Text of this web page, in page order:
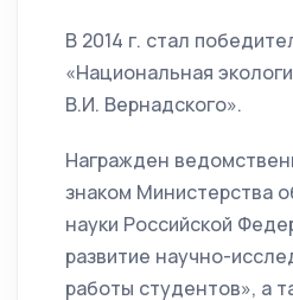
В 2014 г. стал
«Национальная
В.И. Вернадского».
Награжден
знаком Министерства
науки Российской
развитие научно-
работы студентов», а